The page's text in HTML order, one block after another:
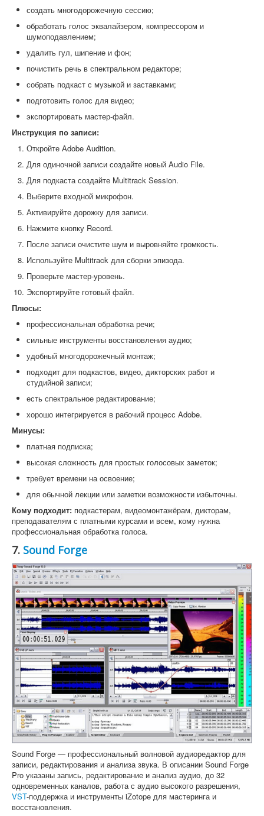
создать многодорожечную сессию;
обработать голос эквалайзером, компрессором и
шумоподавлением;
удалить гул, шипение и фон;
почистить речь в спектральном редакторе;
собрать подкаст с музыкой и заставками;
подготовить голос для видео;
экспортировать мастер-файл.
Инструкция по записи:
Откройте Adobe Audition.
Для одиночной записи создайте новый Audio File.
Для подкаста создайте Multitrack Session.
Выберите входной микрофон.
Активируйте дорожку для записи.
Нажмите кнопку Record.
После записи очистите шум и выровняйте громкость.
Используйте Multitrack для сборки эпизода.
Проверьте мастер-уровень.
Экспортируйте готовый файл.
Плюсы:
профессиональная обработка речи;
сильные инструменты восстановления аудио;
удобный многодорожечный монтаж;
подходит для подкастов, видео, дикторских работ и
студийной записи;
есть спектральное редактирование;
хорошо интегрируется в рабочий процесс Adobe.
Минусы:
платная подписка;
высокая сложность для простых голосовых заметок;
требует времени на освоение;
для обычной лекции или заметки возможности избыточны.
Кому подходит: подкастерам, видеомонтажёрам, дикторам,
преподавателям с платными курсами и всем, кому нужна
профессиональная обработка голоса.
7. Sound Forge
Sound Forge — профессиональный волновой аудиоредактор для
записи, редактирования и анализа звука. В описании Sound Forge
Pro указаны запись, редактирование и анализ аудио, до 32
одновременных каналов, работа с аудио высокого разрешения,
VST-поддержка и инструменты iZotope для мастеринга и
восстановления.